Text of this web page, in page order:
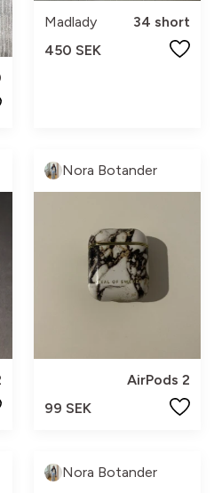
Madlady
34 short
450 SEK
Nora Botander
AirPods 2
99 SEK
Nora Botander